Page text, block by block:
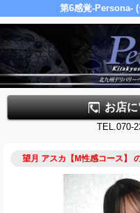
第6感覚-Persona-
お店
TEL.070-
望月 アスカ【M性感コース】